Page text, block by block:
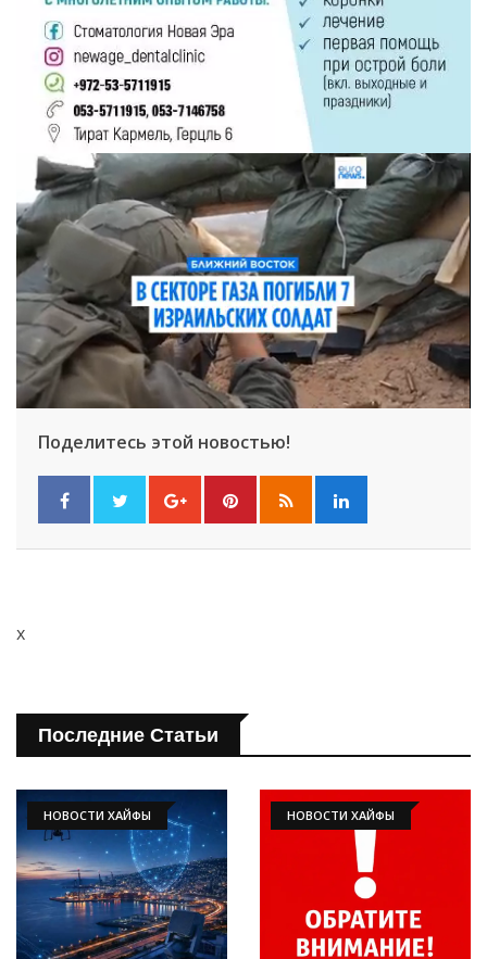
Поделитесь этой новостью!
x
Последние Статьи
НОВОСТИ ХАЙФЫ НОВОСТИ ХАЙФЫ